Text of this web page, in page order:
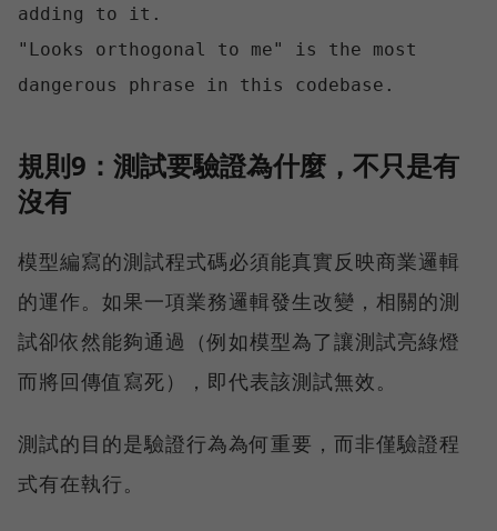
adding to it.
"Looks orthogonal to me" is the most
規則9：測試要驗證為什麼，不只是有
沒有
模型編寫的測試程式碼必須能真實反映商業邏輯
的運作。如果一項業務邏輯發生改變，相關的測
試卻依然能夠通過（例如模型為了讓測試亮綠燈
而將回傳值寫死），即代表該測試無效。
測試的目的是驗證行為為何重要，而非僅驗證程
式有在執行。